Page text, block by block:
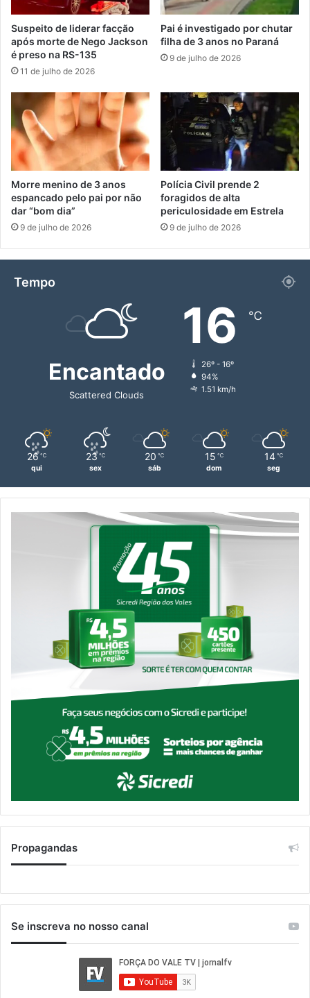
Suspeito de liderar facção
após morte de Nego Jackson
é preso na RS-135
11 de julho de 2026
Pai é investigado por chutar
filha de 3 anos no Paraná
9 de julho de 2026
Morre menino de 3 anos
espancado pelo pai por não
dar “bom dia”
9 de julho de 2026
Polícia Civil prende 2
foragidos de alta
periculosidade em Estrela
9 de julho de 2026
Tempo
Encantado
Scattered Clouds
16 ℃
26º - 16º
94%
1.51 km/h
26 ℃
qui
23 ℃
sex
20 ℃
sáb
15 ℃
dom
14 ℃
seg
Propagandas
Se inscreva no nosso canal